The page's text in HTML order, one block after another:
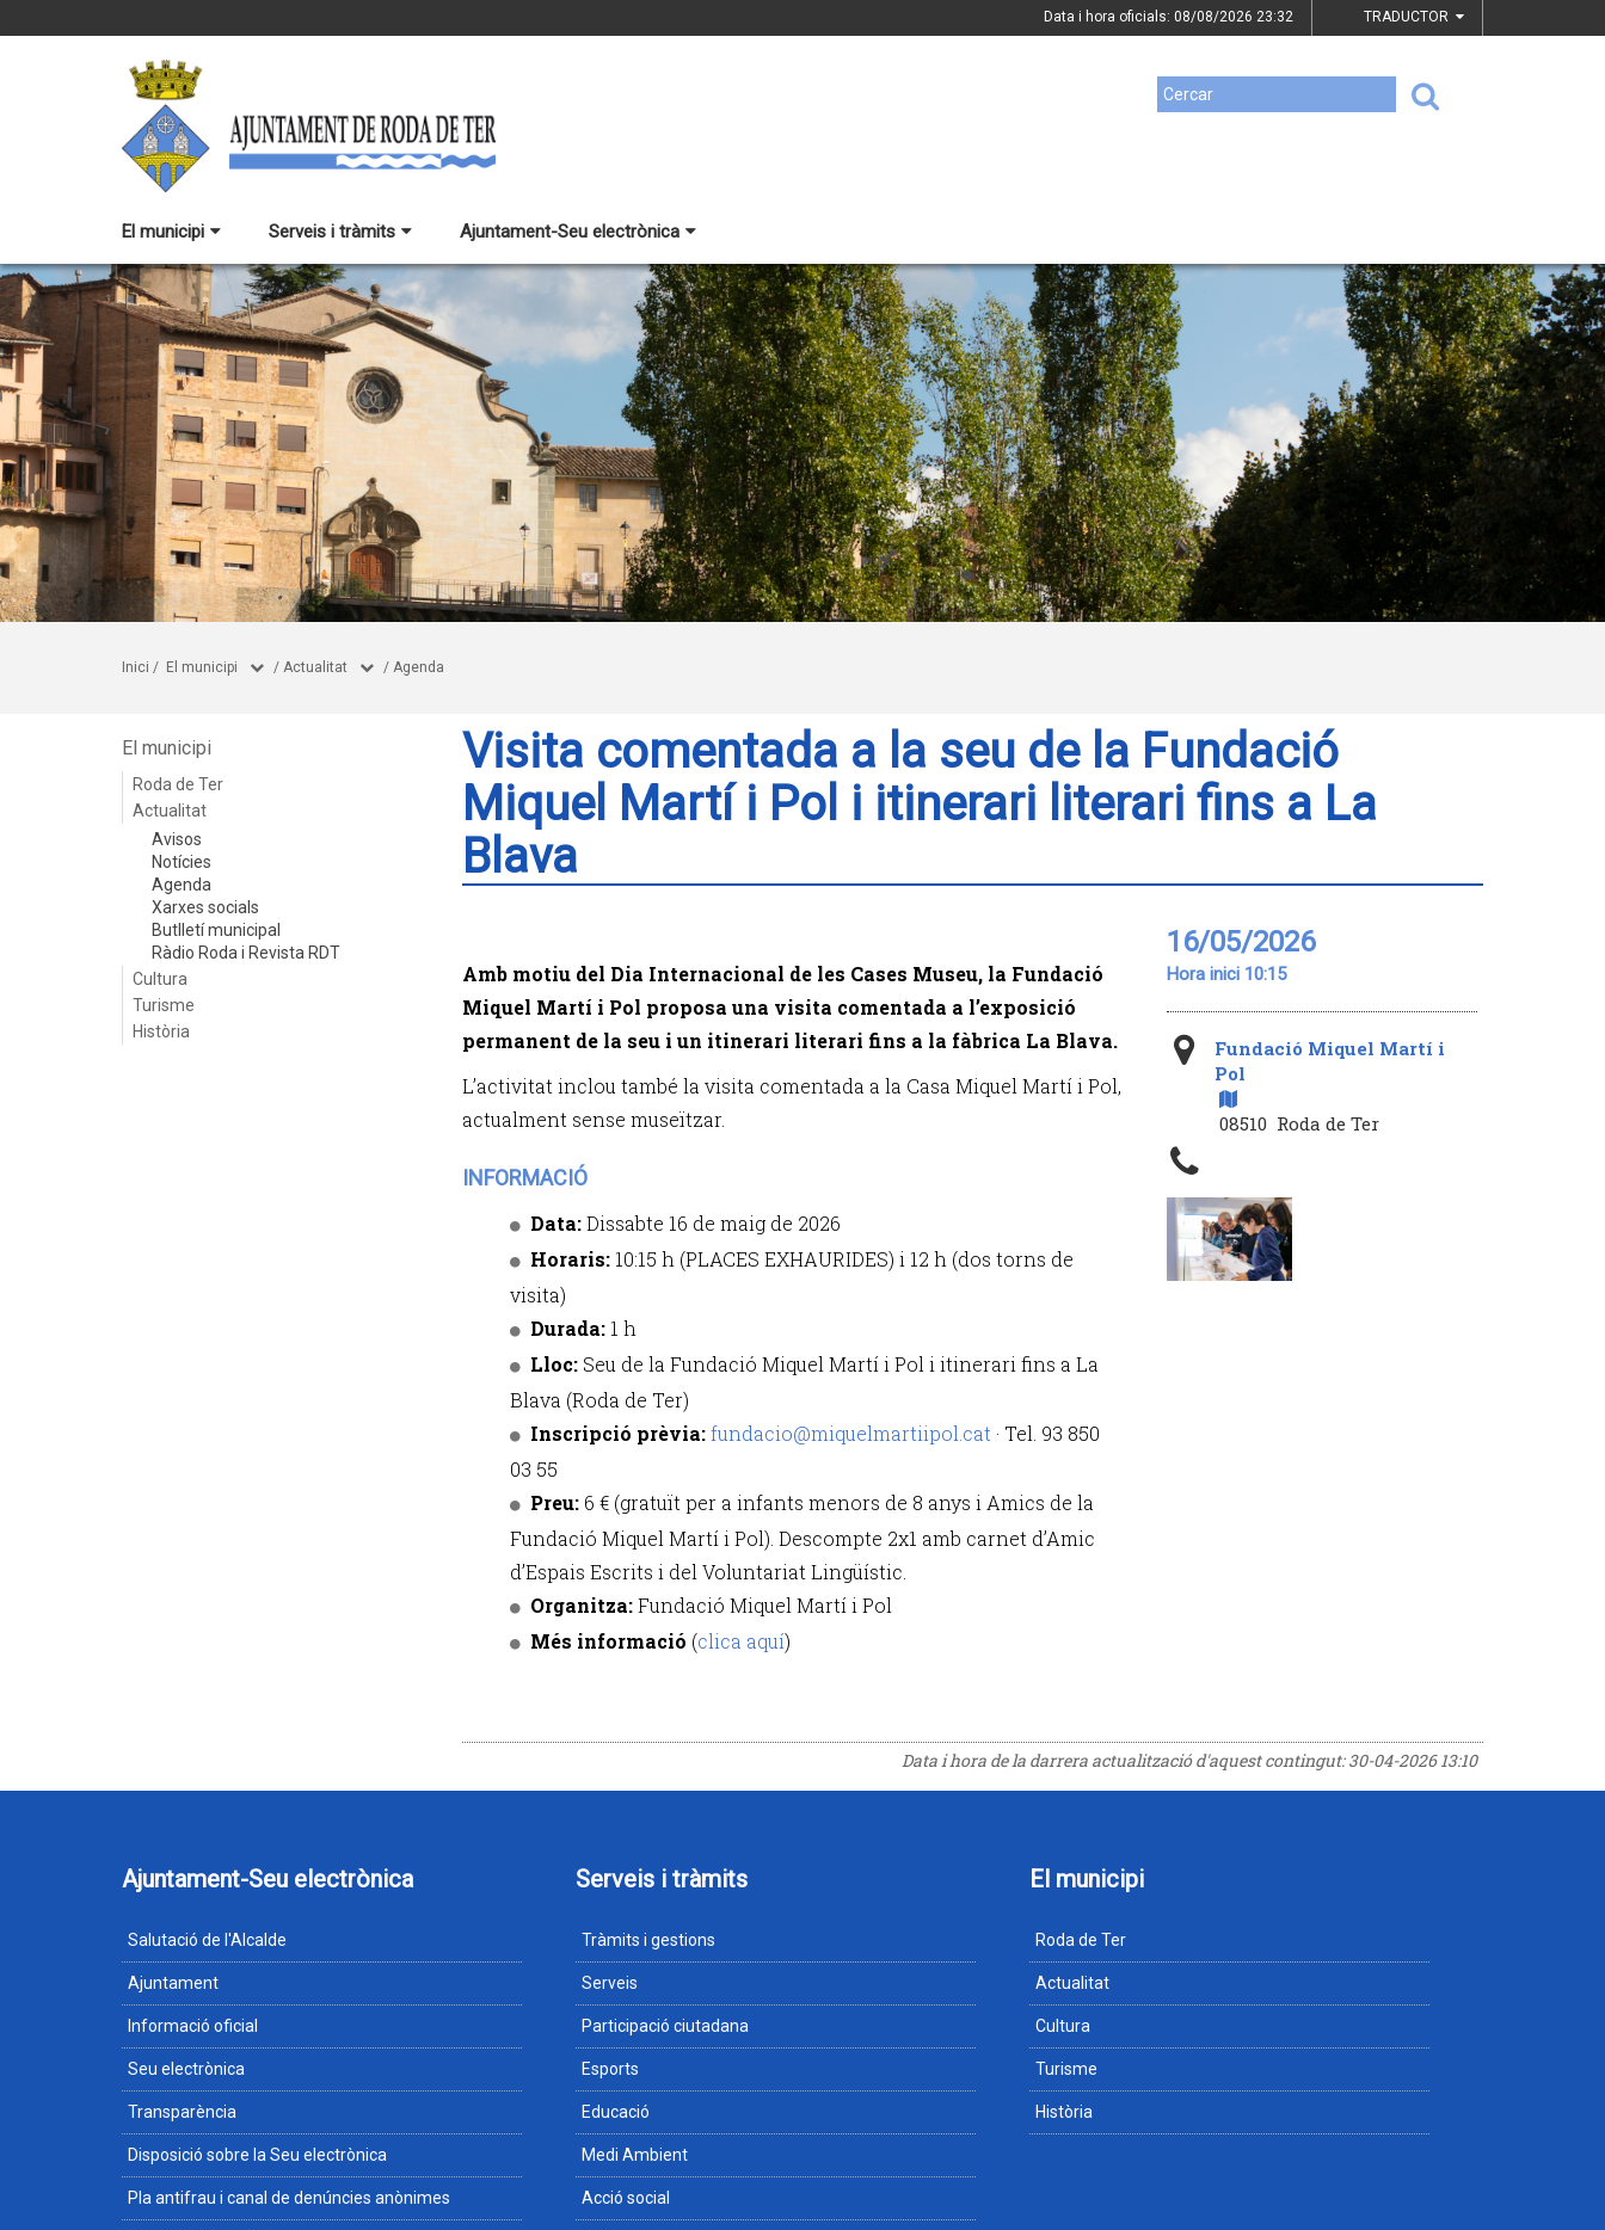
Data i hora oficials: 08/08/2026 23:32 TRADUCTOR
El municipi Serveis i tràmits Ajuntament-Seu electrònica
Inici / El municipi / Actualitat / Agenda
El municipi
Roda de Ter
Actualitat
Avisos
Notícies
Agenda
Xarxes socials
Butlletí municipal
Ràdio Roda i Revista RDT
Cultura
Turisme
Història
Visita comentada a la seu de la Fundació
Miquel Martí i Pol i itinerari literari fins a La
Blava
Amb motiu del Dia Internacional de les Cases Museu, la Fundació
Miquel Martí i Pol proposa una visita comentada a l’exposició
permanent de la seu i un itinerari literari fins a la fàbrica La Blava.
L’activitat inclou també la visita comentada a la Casa Miquel Martí i Pol,
actualment sense museïtzar.
INFORMACIÓ
Data:Dissabte 16 de maig de 2026
Horaris: 10:15 h (PLACES EXHAURIDES) i 12 h (dos torns de
visita)
Durada: 1 h
Lloc: Seu de la Fundació Miquel Martí i Pol i itinerari fins a La
Blava (Roda de Ter)
Inscripció prèvia:fundacio@miquelmartiipol.cat · Tel. 93 850
03 55
Preu: 6 € (gratuït per a infants menors de 8 anys i Amics de la
Fundació Miquel Martí i Pol). Descompte 2x1 amb carnet d’Amic
d’Espais Escrits i del Voluntariat Lingüístic.
Organitza:Fundació Miquel Martí i Pol
Més informació (clica aquí)
16/05/2026
Hora inici 10:15
Fundació Miquel Martí i
Pol
08510 Roda de Ter
Data i hora de la darrera actualització d'aquest contingut:30-04-2026 13:10
Ajuntament-Seu electrònica
Salutació de l'Alcalde
Ajuntament
Informació oficial
Seu electrònica
Transparència
Disposició sobre la Seu electrònica
Pla antifrau i canal de denúncies anònimes
Serveis i tràmits
Tràmits i gestions
Serveis
Participació ciutadana
Esports
Educació
Medi Ambient
Acció social
El municipi
Roda de Ter
Actualitat
Cultura
Turisme
Història